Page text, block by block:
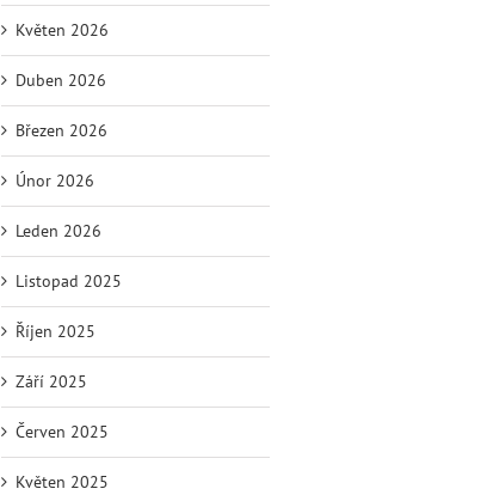
Květen 2026
Duben 2026
Březen 2026
Únor 2026
Leden 2026
Listopad 2025
Říjen 2025
Září 2025
Červen 2025
Květen 2025